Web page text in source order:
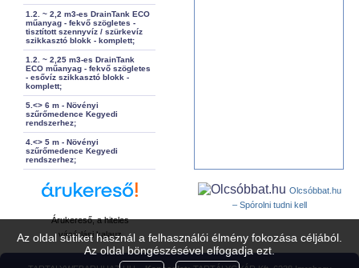
Az oldal sütiket használ a felhasználói élmény fokozása céljából.
Az oldal böngészésével elfogadja ezt.
1.2. ~ 2,2 m3-es DrainTank ECO
műanyag - fekvő szögletes -
tisztított szennyvíz / szürkevíz
szikkasztó blokk - komplett;
1.2. ~ 2,25 m3-es DrainTank
ECO műanyag - fekvő szögletes
- esővíz szikkasztó blokk -
komplett;
5.<> 6 m - Növényi
szűrőmedence Kegyedi
rendszerhez;
4.<> 5 m - Növényi
szűrőmedence Kegyedi
rendszerhez;
Árukereső, a hiteles
vásárlási kalauz
Olcsóbbat.hu
– Spórolni tudni kell